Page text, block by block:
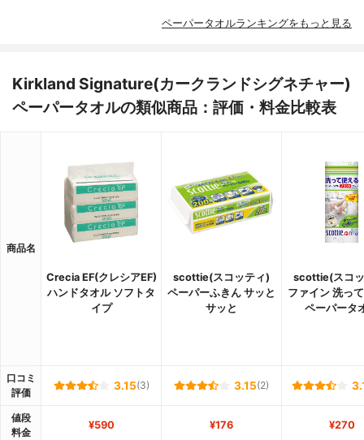
ペーパータオルランキングをもっと見る
Kirkland Signature(カークランドシグネチャー)
ペーパータオルの類似商品：評価・料金比較表
商品名
Crecia EF(クレシアEF)
ハンドタオル ソフトタ
イプ
scottie(スコッティ)
ペーパーふきん サッと
サッと
scottie(スコ
ファイン 洗っ
ペーパータ
口コミ
評価
3.15(3) 3.15(2)
値段
料金
¥590 ¥176 ¥270